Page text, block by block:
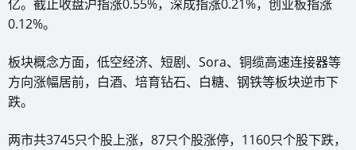
亿。截止收盘沪指涨0.55%，深成指涨0.21%，创业板指涨
0.12%。
板块概念方面，低空经济、短剧、Sora、铜缆高速连接器等
方向涨幅居前，白酒、培育钻石、白糖、钢铁等板块逆市下
跌。
两市共3745只个股上涨，87只个股涨停，1160只个股下跌，